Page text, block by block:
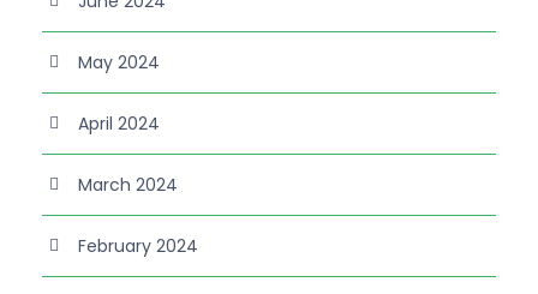
May 2024
April 2024
March 2024
February 2024